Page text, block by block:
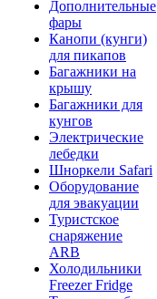
Дополнительные
фары
Канопи (кунги)
для пикапов
Багажники на
крышу
Багажники для
кунгов
Электрические
лебедки
Шноркели Safari
Оборудование
для эвакуации
Туристское
снаряжение
ARB
Холодильники
Freezer Fridge